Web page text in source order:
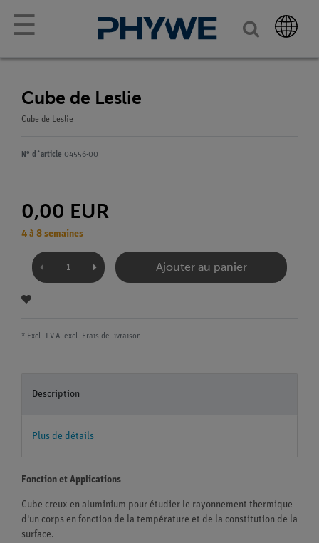
☰
Cube de Leslie
Cube de Leslie
N° d´article 04556-00
0,00 EUR
4 à 8 semaines
Ajouter au panier
* Excl. T.V.A. excl. Frais de livraison
Description
Plus de détails
Fonction et Applications
Cube creux en aluminium pour étudier le rayonnement thermique
d'un corps en fonction de la température et de la constitution de la
surface.